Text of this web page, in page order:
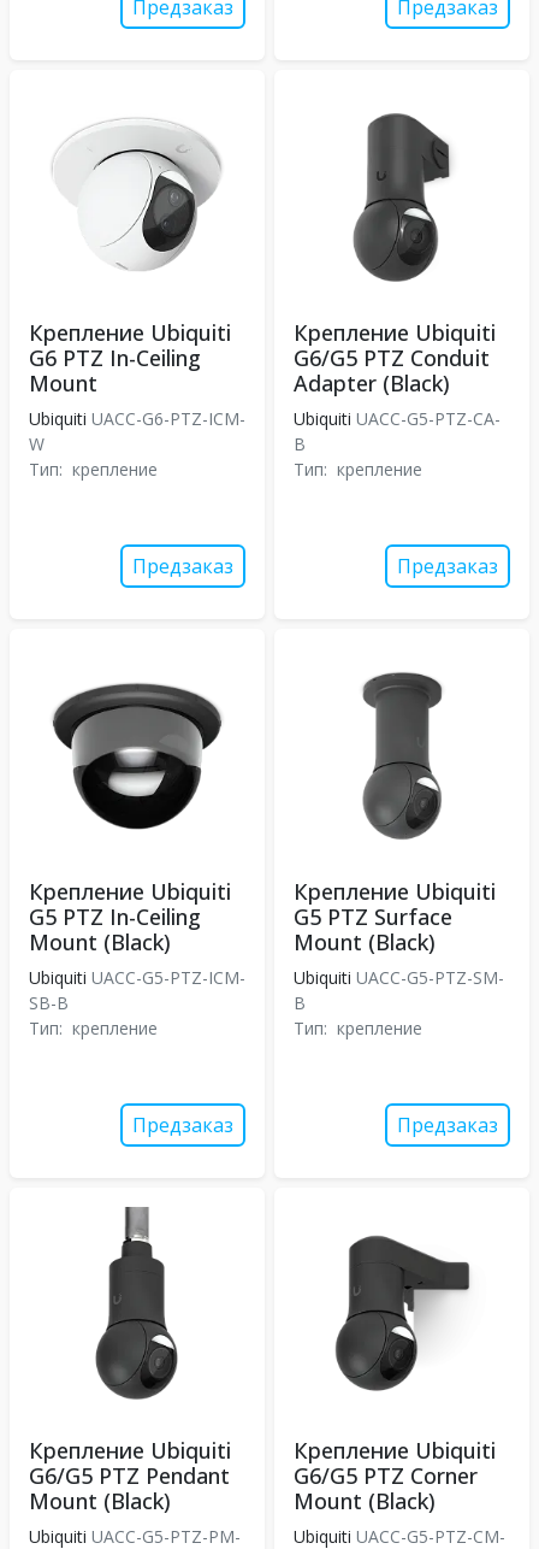
Предзаказ Предзаказ
Крепление Ubiquiti
G6 PTZ In-Ceiling
Mount
Ubiquiti UACC-G6-PTZ-ICM-
W
Тип: крепление
Предзаказ
Крепление Ubiquiti
G6/G5 PTZ Conduit
Adapter (Black)
Ubiquiti UACC-G5-PTZ-CA-
B
Тип: крепление
Предзаказ
Крепление Ubiquiti
G5 PTZ In-Ceiling
Mount (Black)
Ubiquiti UACC-G5-PTZ-ICM-
SB-B
Тип: крепление
Предзаказ
Крепление Ubiquiti
G5 PTZ Surface
Mount (Black)
Ubiquiti UACC-G5-PTZ-SM-
B
Тип: крепление
Предзаказ
Крепление Ubiquiti
G6/G5 PTZ Pendant
Mount (Black)
Ubiquiti UACC-G5-PTZ-PM-
Крепление Ubiquiti
G6/G5 PTZ Corner
Mount (Black)
Ubiquiti UACC-G5-PTZ-CM-